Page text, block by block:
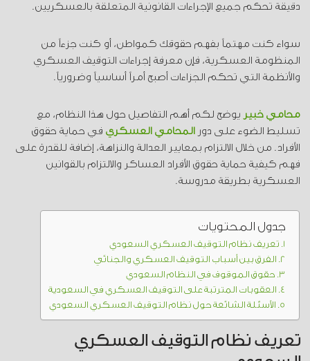
دقيقة تحكم جميع الإجراءات القانونية المتعلقة بالعسكريين.
سواء كنت مهتماً بفهم حقوقك كمواطن، أو كنت جزءاً من
المنظومة العسكرية، فإن معرفة إجراءات التوقيف العسكري
والأنظمة التي تحكم الجزاءات أصبح أمراً أساسياً وضرورياً.
محامي خبير يوضح لكم أهم التفاصيل حول هذا النظام، مع
تسليط الضوء على دور
المحامي العسكري في حماية حقوق
الأفراد. من خلال الالتزام بمعايير العدالة والنزاهة، إضافة للقدرة على
فهم كيفية حماية حقوق الأفراد العساكر والالتزام بالقوانين
العسكرية بطريقة مدروسة.
جدول المحتويات
تعريف نظام التوقيف العسكري السعودي
الفرق بين أسباب التوقيف العسكري والجنائي
حقوق الموقوف في النظام السعودي
العقوبات المترتبة على التوقيف العسكري في السعودية
الأسئلة الشائعة حول نظام التوقيف العسكري السعودي
تعريف نظام التوقيف العسكري